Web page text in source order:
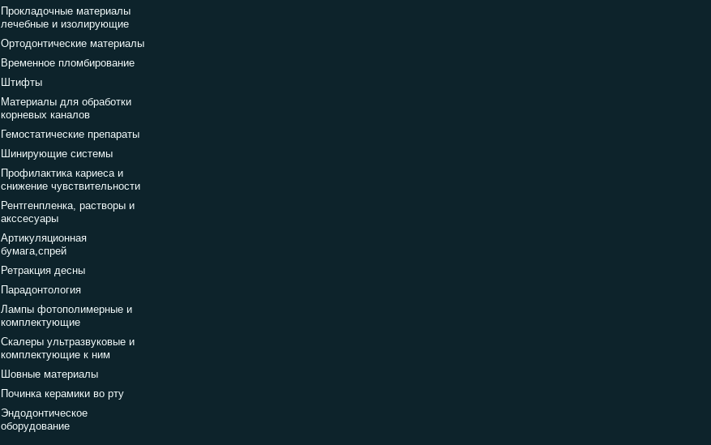
Прокладочные материалы
лечебные и изолирующие
Ортодонтические материалы
Временное пломбирование
Штифты
Материалы для обработки
корневых каналов
Гемостатические препараты
Шинирующие системы
Профилактика кариеса и
снижение чувствительности
Рентгенпленка, растворы и
акссесуары
Артикуляционная
бумага,спрей
Ретракция десны
Парадонтология
Лампы фотополимерные и
комплектующие
Скалеры ультразвуковые и
комплектующие к ним
Шовные материалы
Починка керамики во рту
Эндодонтическое
оборудование